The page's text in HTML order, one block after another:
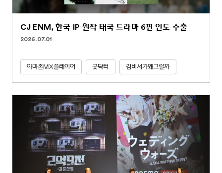
CJ ENM, 한국 IP 원작 태국 드라마 6편 인도 수출
2026.07.01
아마존MX플레이어 굿닥터 김비서가왜그럴까